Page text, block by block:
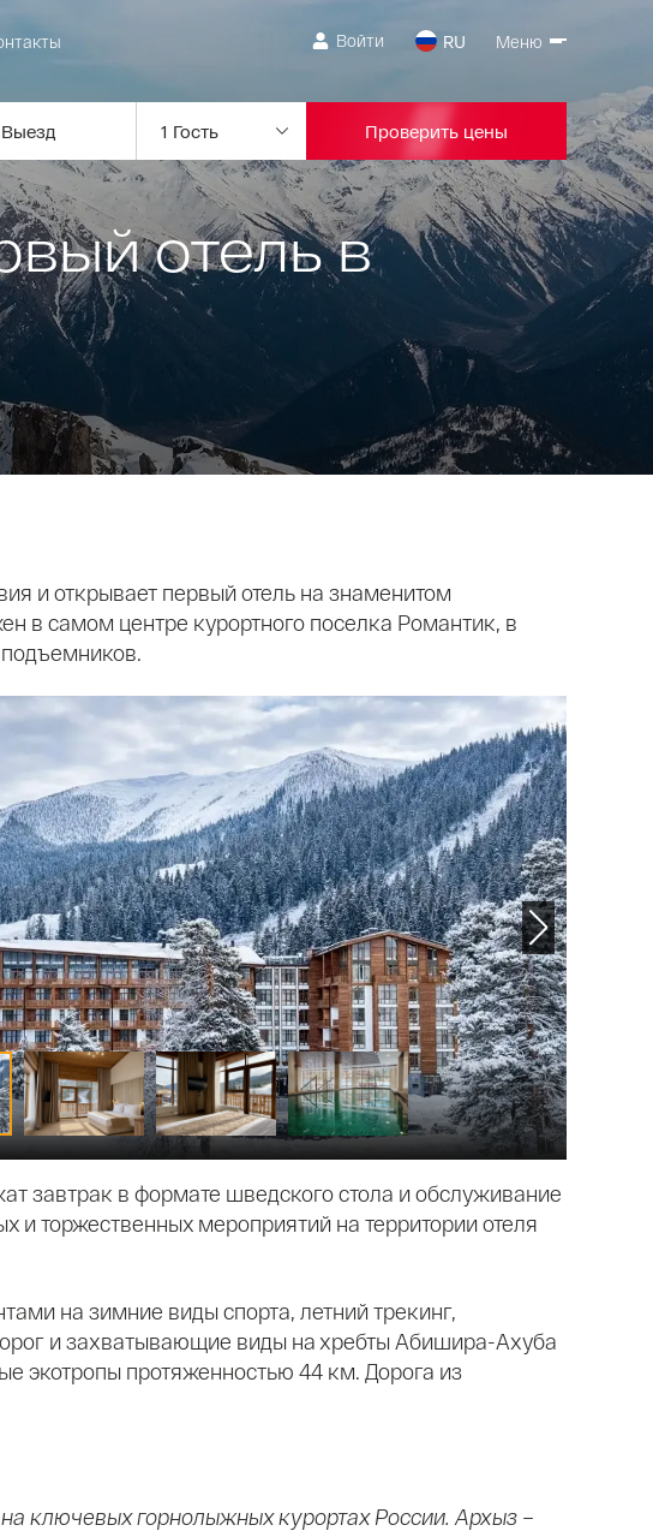
Войти RU Меню
Проверить цены
отель в
и открывает первый отель на знаменитом
в самом центре курортного поселка Романтик, в
завтрак в формате шведского стола и обслуживание
торжественных мероприятий на территории отеля
на зимние виды спорта, летний трекинг,
и захватывающие виды на хребты Абишира-Ахуба
экотропы протяженностью 44 км. Дорога из
ключевых горнолыжных курортах России. Архыз –